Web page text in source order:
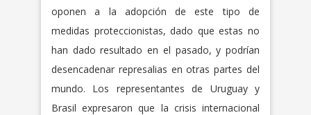
oponen a la adopción de este tipo de
medidas proteccionistas, dado que estas no
han dado resultado en el pasado, y podrían
desencadenar represalias en otras partes del
mundo. Los representantes de Uruguay y
Brasil expresaron que la crisis internacional